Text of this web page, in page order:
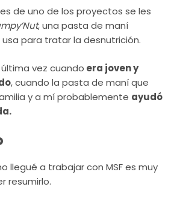
de uno de los proyectos se les
, una pasta de maní
para tratar la desnutrición.
vez cuando era joven y
, cuando la pasta de maní que
y a mí probablemente ayudó
llegué a trabajar con MSF es muy
resumirlo.